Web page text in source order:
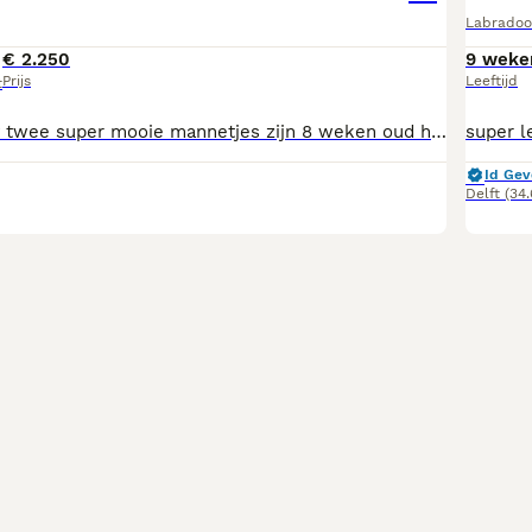
€ 2.250
Prijs
Nog beschikbaar twee super mooie mannetjes zijn 8 weken oud hebben hun eerste vaccinatie gehad zijn gechipt en meerdere keren ontwormt zijn dierenarts nagekeken en gezondverklaard hebben hún Nederlandse paspoortje Worden op moment ik huiselijke krijg opgegroeid met twee kinderen zijn nu al super speels en sociaal plus plas matje zindelijk gemaakt Deze honden zijn super hypoallergeen Moeder is aanwezig Voor meer info 0625161589
9
Leeftijd
Id
Delft